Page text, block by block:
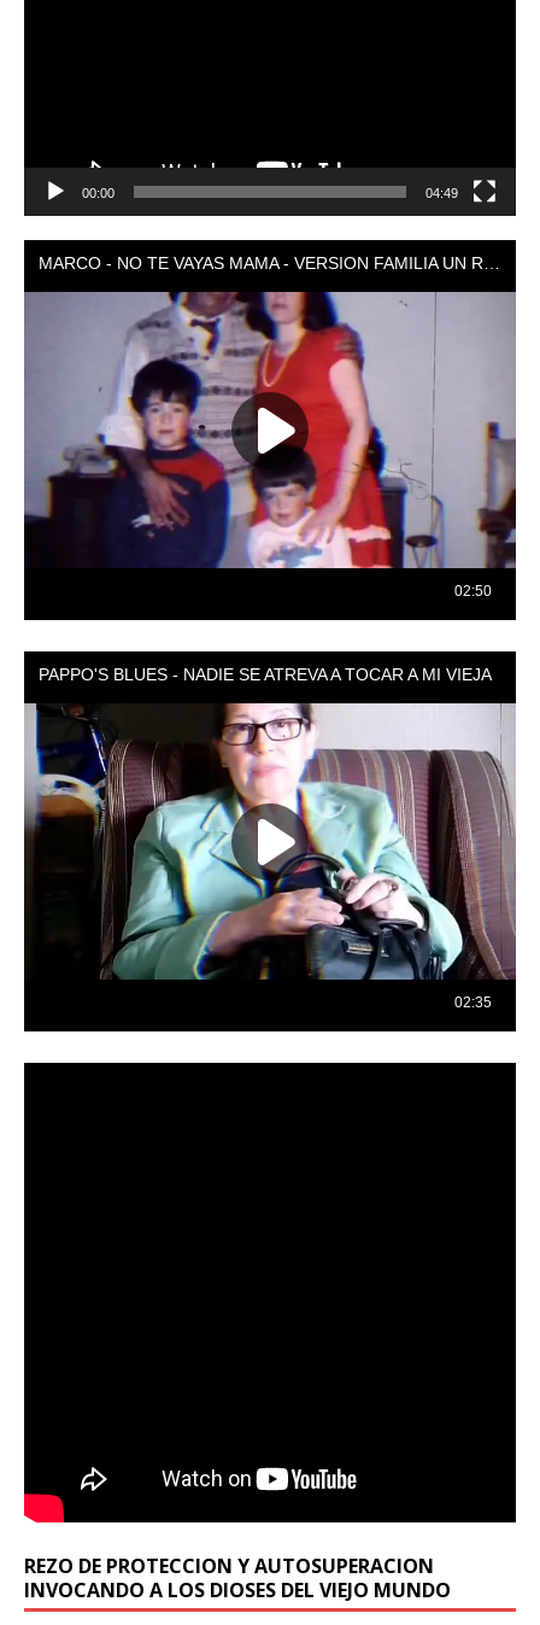
00:00 04:49
REZO DE PROTECCION Y AUTOSUPERACION
INVOCANDO A LOS DIOSES DEL VIEJO MUNDO